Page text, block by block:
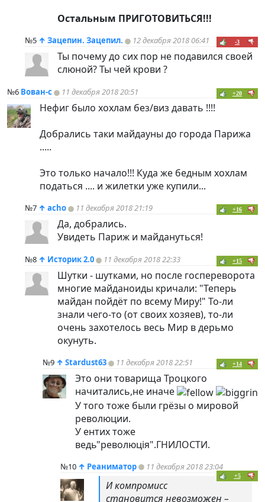
Остальным ПРИГОТОВИТЬСЯ!!!
№5 ↑ Зацепин. Зацепил. 12 декабря 2018 06:41 -3
Ты почему до сих пор не подавился своей
слюной? Ты чей крови ?
№6 Вован-с 11 декабря 2018 20:51 +20
Нефиг было хохлам без/виз давать !!!!
Добрались таки майдауны до города Парижа
.....
Это только начало!!! Куда же бедным хохлам
податься .... и жилетки уже купили...
№7 ↑ acho 11 декабря 2018 21:19 +16
Да, добрались.
Увидеть Париж и майдануться!
№8 ↑ Историк 2.0 11 декабря 2018 22:33 +15
Шутки - шутками, но после госпереворота
многие майданоиды кричали: "Теперь
майдан пойдёт по всему Миру!" То-ли
знали чего-то (от своих хозяев), то-ли
очень захотелось весь Мир в дерьмо
окунуть.
№9 ↑ Stardust63 11 декабря 2018 22:51 +14
Это они товарища Троцкого
начитались,не иначе
У того тоже были грёзы о мировой
революции.
У ентих тоже
ведь"революцiя".ГНИЛОСТИ.
№10 ↑ Реаниматор 11 декабря 2018 23:04
+5
И компромисс
становится невозможен –